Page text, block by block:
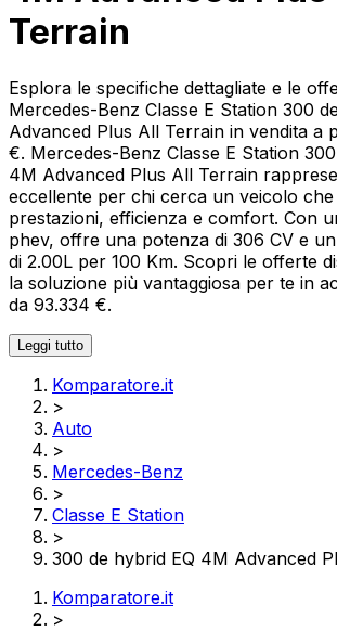
Terrain
Esplora le specifiche dettagliate e le
Mercedes-Benz Classe E Station 300
Advanced Plus All Terrain in vendita a
€. Mercedes-Benz Classe E Station
4M Advanced Plus All Terrain
eccellente per chi cerca un veicolo
prestazioni, efficienza e comfort. Con
phev, offre una potenza di 306 CV e
di 2.00L per 100 Km. Scopri le offerte
la soluzione più vantaggiosa per te in
da 93.334 €.
Leggi tutto
Komparatore.it
>
Auto
>
Mercedes-Benz
>
Classe E Station
>
300 de hybrid EQ 4M Advanced
Komparatore.it
>